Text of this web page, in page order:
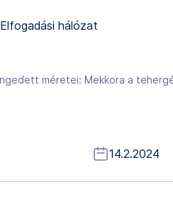
Elfogadási hálózat
14.2.2024